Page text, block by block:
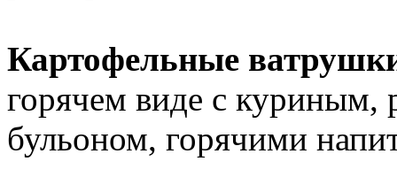
Картофельные
горячем виде с
бульоном, горячими